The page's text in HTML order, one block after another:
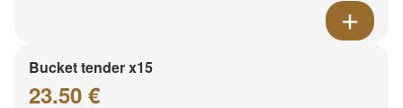
Bucket tender x15
23.50 €